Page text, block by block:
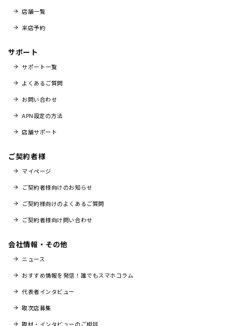
店舗一覧
来店予約
サポート
サポート一覧
よくあるご質問
お問い合わせ
APN設定の方法
店舗サポート
ご契約者様
マイページ
ご契約者様向けのお知らせ
ご契約様向けのよくあるご質問
ご契約者様向け問い合わせ
会社情報・その他
ニュース
おすすめ情報を発信！誰でもスマホコラム
代表者インタビュー
取次店募集
取材・インタビューのご相談